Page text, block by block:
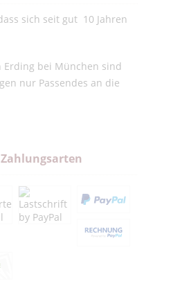
sich seit gut 10 Jahren
bei München sind
nur Passendes an die